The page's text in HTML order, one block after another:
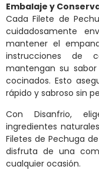
Embalaje y
Cada Filete de
cuidadosamente
mantener el
instrucciones de
mantengan su
cocinados. Esto
rápido y sabroso sin
Con Disanfrio,
ingredientes
Filetes de Pechuga
disfruta de una
cualquier ocasión.